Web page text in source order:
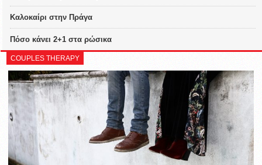
Καλοκαίρι στην Πράγα
Πόσο κάνει 2+1 στα ρώσικα
COUPLES THERAPY